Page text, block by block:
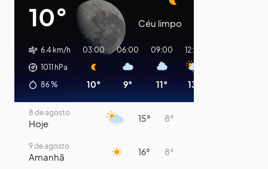
10° Céu limpo
6.4 km/h
1011 hPa
86%
03:00
10°
06:00
9°
09:00
11°
12:00
13°
8 de agosto
Hoje 15° 8°
9 de agosto
Amanhã 16° 8°